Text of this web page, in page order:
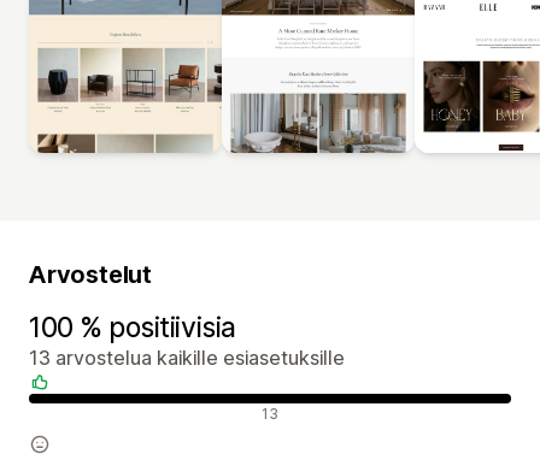
Arvostelut
100 % positiivisia
13 arvostelua kaikille esiasetuksille
Positiiviset arvostelut 13